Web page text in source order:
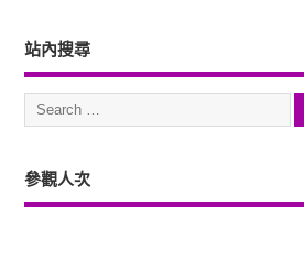
站內搜尋
參觀人次